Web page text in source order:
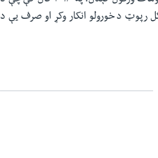
رپوټ د خورولو انکار وکړ او صرف یې د